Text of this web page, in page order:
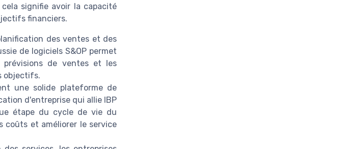
signifie avoir la capacité
financiers.
des ventes et des
de logiciels S&OP permet
prévisions de ventes et les
objectifs.
une solide plateforme de
d'entreprise qui allie IBP
étape du cycle de vie du
coûts et améliorer le service